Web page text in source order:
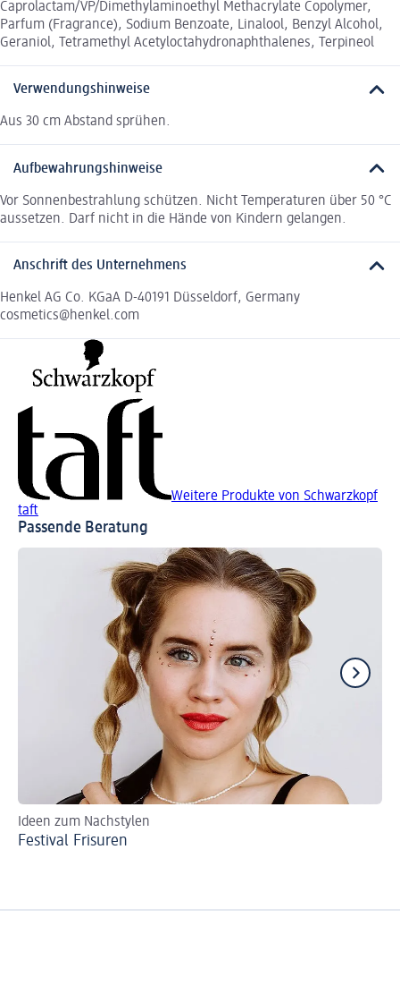
Caprolactam/VP/Dimethylaminoethyl Methacrylate Copolymer,
Parfum (Fragrance), Sodium Benzoate, Linalool, Benzyl Alcohol,
Geraniol, Tetramethyl Acetyloctahydronaphthalenes, Terpineol
Verwendungshinweise
Aus 30 cm Abstand sprühen.
Aufbewahrungshinweise
Vor Sonnenbestrahlung schützen. Nicht Temperaturen über 50 °C
aussetzen. Darf nicht in die Hände von Kindern gelangen.
Anschrift des Unternehmens
Henkel AG Co. KGaA D-40191 Düsseldorf, Germany
cosmetics@henkel.com
Weitere Produkte von Schwarzkopf
taft
Passende Beratung
Ideen zum Nachstylen
Festival Frisuren